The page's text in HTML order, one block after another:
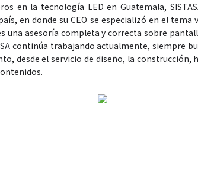
en la tecnología LED en Guatemala,
en donde su CEO se especializó en el tema
una asesoría completa y correcta sobre
continúa trabajando actualmente, siempre
desde el servicio de diseño, la construcción,